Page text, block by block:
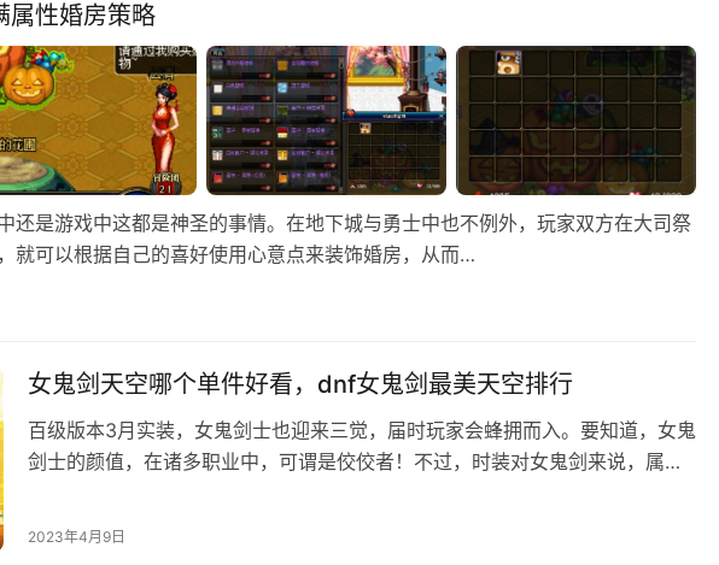
属性婚房策略
还是游戏中这都是神圣的事情。在地下城与勇士中也不例外，玩家双方在大司祭
就可以根据自己的喜好使用心意点来装饰婚房，从而…
女鬼剑天空哪个单件好看，dnf女鬼剑最美天空排行
百级版本3月实装，女鬼剑士也迎来三觉，届时玩家会蜂拥而入。要知道，女鬼
剑士的颜值，在诸多职业中，可谓是佼佼者！不过，时装对女鬼剑来说，属于
2023年4月9日